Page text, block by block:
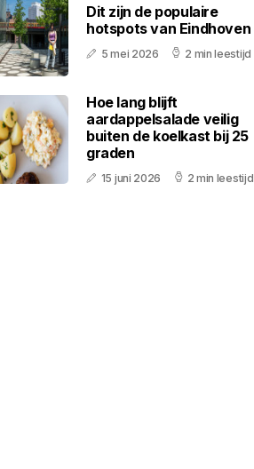
Dit zijn de populaire
hotspots van Eindhoven
5 mei 2026 2 min leestijd
Hoe lang blijft
aardappelsalade veilig
buiten de koelkast bij 25
graden
15 juni 2026 2 min leestijd